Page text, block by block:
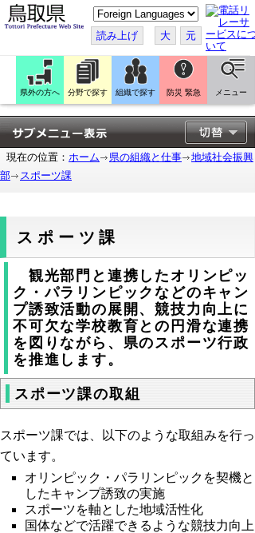
こ
の
ペ
ー
ジ
翻
訳
す
る
読み上げ 大 元
県外の方へ 分野で探す 組織で探す 防災 緊急 メニュー
現在の位置： ホーム 県の組織と仕事
地域社会振興
部
スポーツ課
スポーツ課
観光部門と連携したオリンピッ
ク・パラリンピックなどのキャン
プ誘致活動の展開、競技力向上に
不可欠な学校教育との円滑な連携
を図りながら、県のスポーツ行政
を推進します。
スポーツ課の取組
スポーツ課では、以下のような取組みを行っ
ています。
オリンピック・パラリンピックを契機と
したキャンプ誘致の実施
スポーツを軸とした地域活性化
国体などで活躍できるような競技力向上